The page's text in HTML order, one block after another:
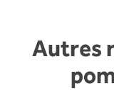
Autres